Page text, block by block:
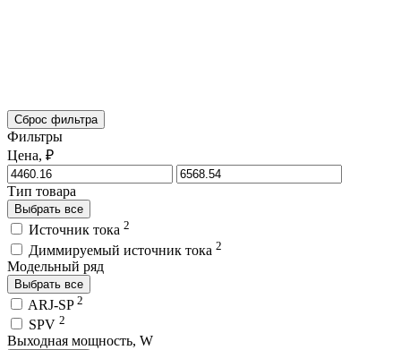
Сброс фильтра
Фильтры
Цена, ₽
Тип товара
Выбрать все
Источник тока 2
Диммируемый источник тока 2
Модельный ряд
Выбрать все
ARJ-SP 2
SPV 2
Выходная мощность, W